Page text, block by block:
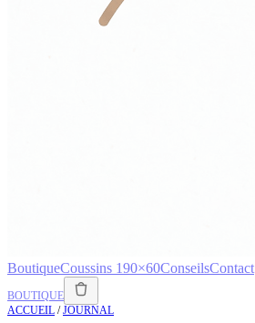
BoutiqueCoussins 190×60ConseilsContact
BOUTIQUE
ACCUEIL /JOURNAL